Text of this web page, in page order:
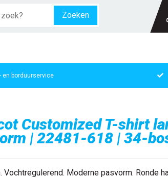
Zoeken
en borduurservice
Customized T-shirt
| 22481-618 | 34-
Vochtregulerend. Moderne pasvorm. Ronde